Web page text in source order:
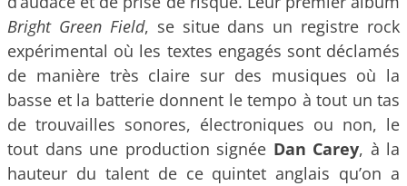
Bright Green Field, se situe dans un registre rock
expérimental où les textes engagés sont déclamés
de manière très claire sur des musiques où la
basse et la batterie donnent le tempo à tout un tas
de trouvailles sonores, électroniques ou non, le
tout dans une production signée Dan Carey, à la
hauteur du talent de ce quintet anglais qu’on a